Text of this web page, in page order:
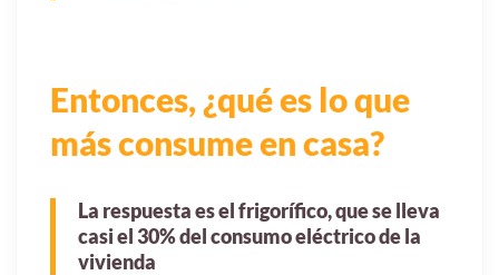
Entonces, ¿qué es lo que
más consume en casa?
La respuesta es el frigorífico, que se lleva
casi el 30% del consumo eléctrico de la
vivienda